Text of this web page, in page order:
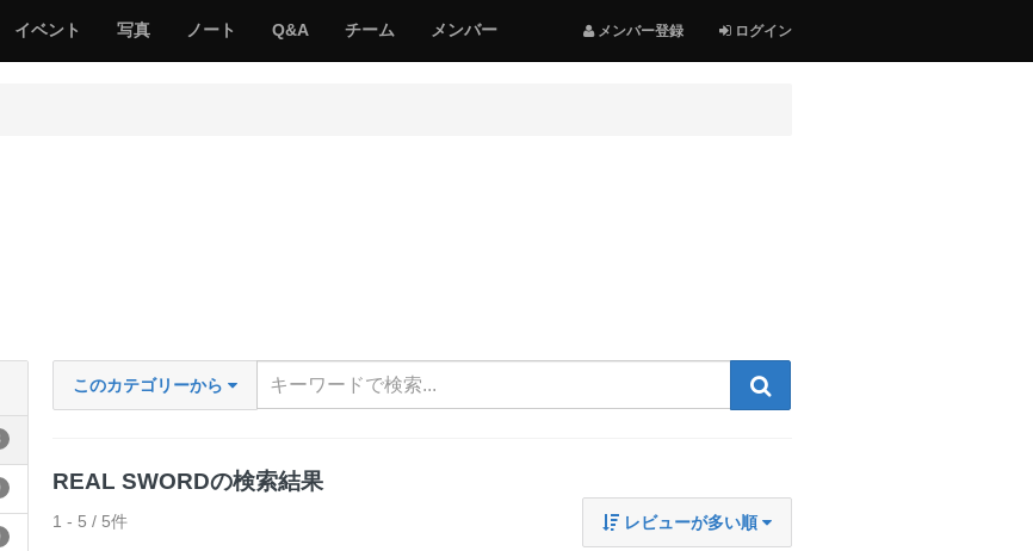
メンバー登録 ログイン
サ
イベント
み
写真
み
ノート
サ
Q&A
サ
チーム
サ
メンバー
このカテゴリーから
REAL SWORDの検索結果
レビューが多い順
1 - 5 / 5件